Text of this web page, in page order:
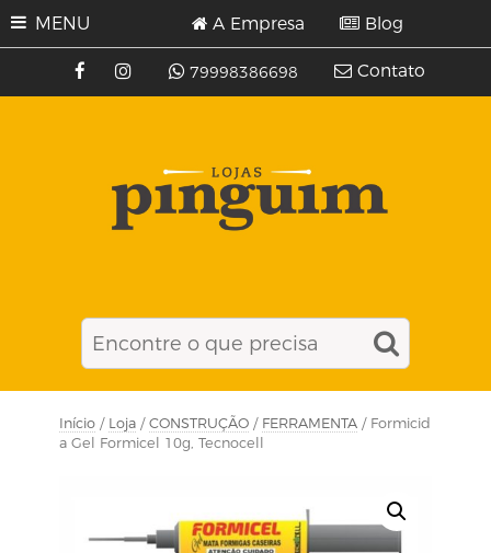
MENU
79998386698
A Empresa Blog
Contato
Início / Loja / CONSTRUÇÃO / FERRAMENTA / Formicid
a Gel Formicel 10g, Tecnocell